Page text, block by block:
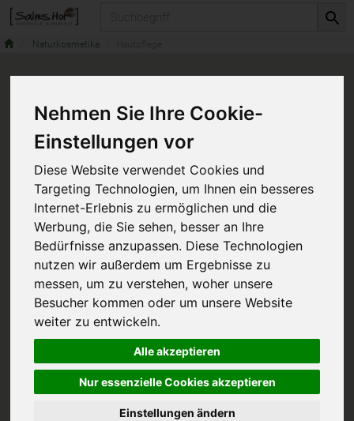
Nehmen Sie Ihre Cookie-
Einstellungen vor
Diese Website verwendet Cookies und
Targeting Technologien, um Ihnen ein besseres
Internet-Erlebnis zu ermöglichen und die
Werbung, die Sie sehen, besser an Ihre
Bedürfnisse anzupassen. Diese Technologien
nutzen wir außerdem um Ergebnisse zu
messen, um zu verstehen, woher unsere
Besucher kommen oder um unsere Website
weiter zu entwickeln.
Alle akzeptieren
Nur essenzielle Cookies akzeptieren
Einstellungen ändern
Naturkosmetika